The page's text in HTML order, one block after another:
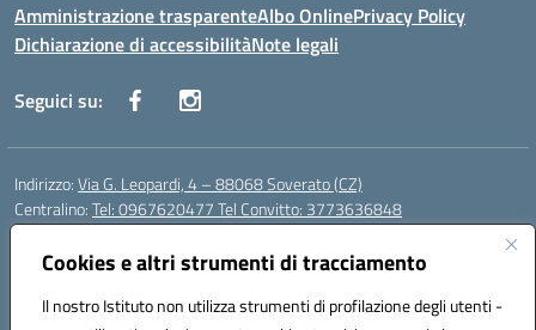
Cookies e altri strumenti di tracciamento
Il nostro Istituto non utilizza strumenti di profilazione degli utenti -
Amministrazione trasparenteAlbo OnlinePrivacy Policy
Dichiarazione di accessibilitàNote legali
Seguici su:
Indirizzo:Via G. Leopardi, 4 – 88068 Soverato (CZ)
Centralino:Tel: 0967620477 Tel Convitto: 3773636848
Email:
Posta elettronica certificata (PEC):czrh04000q@pec.istruzione.it
Codice fiscale: 84000690796